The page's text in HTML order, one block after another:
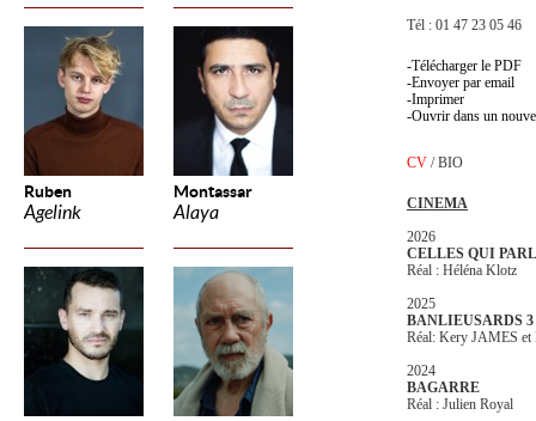
Ruben
Agelink
Montassar
Alaya
Tél : 01 47 23 05 46
Télécharger le PDF
Envoyer par email
Imprimer
Ouvrir dans un
CV /BIO
CINEMA
2026
CELLES QUI
Réal : Héléna Klotz
2025
BANLIEUSARDS 3
Réal: Kery JAMES et
2024
BAGARRE
Réal : Julien Royal